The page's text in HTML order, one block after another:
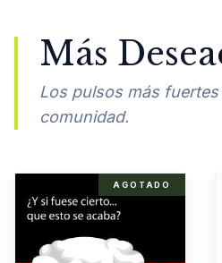
Más
Los pulsos más
comunidad.
AGOTADO